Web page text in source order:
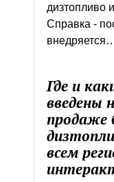
дизтопливо
Справка -
Где и
введены
продаже
всем